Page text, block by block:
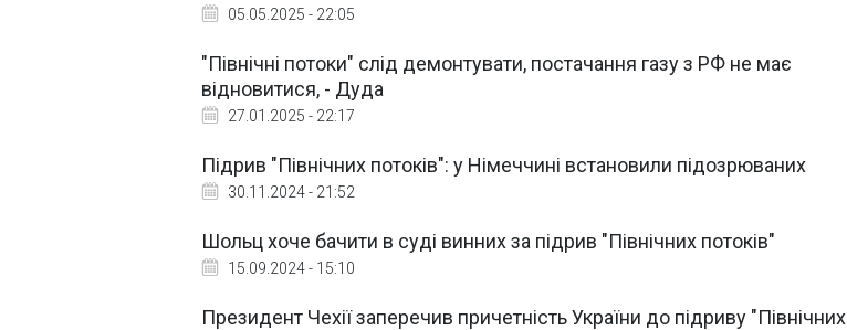
05.05.2025 - 22:05
"Північні потоки" слід демонтувати, постачання газу з РФ не має
відновитися, - Дуда
27.01.2025 - 22:17
Підрив "Північних потоків": у Німеччині встановили підозрюваних
30.11.2024 - 21:52
Шольц хоче бачити в суді винних за підрив "Північних потоків"
15.09.2024 - 15:10
Президент Чехії заперечив причетність України до підриву "Північних